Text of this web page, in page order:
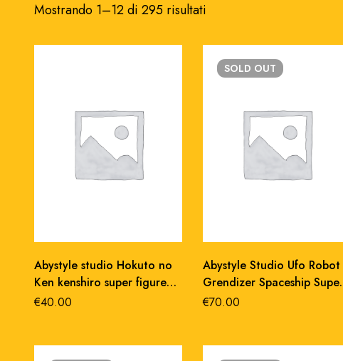
Mostrando 1–12 di 295 risultati
Abystyle studio Hokuto no
Ken kenshiro super figure
collection 1/10 pvc statue
€40.00
SOLD OUT
Abystyle Studio Ufo Robot
Grendizer Spaceship
Figure Collection 1/10
€70.00